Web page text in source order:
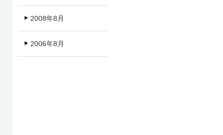
2008年8月
2006年8月